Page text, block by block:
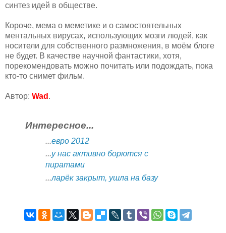
синтез идей в обществе.
Короче, мема о меметике и о самостоятельных
ментальных вирусах, использующих мозги людей, как
носители для собственного размножения, в моём блоге
не будет. В качестве научной фантастики, хотя,
порекомендовать можно почитать или подождать, пока
кто-то снимет фильм.
Автор: Wad .
Интересное...
...евро 2012
...у нас активно борются с
пиратами
...ларёк закрыт, ушла на базу